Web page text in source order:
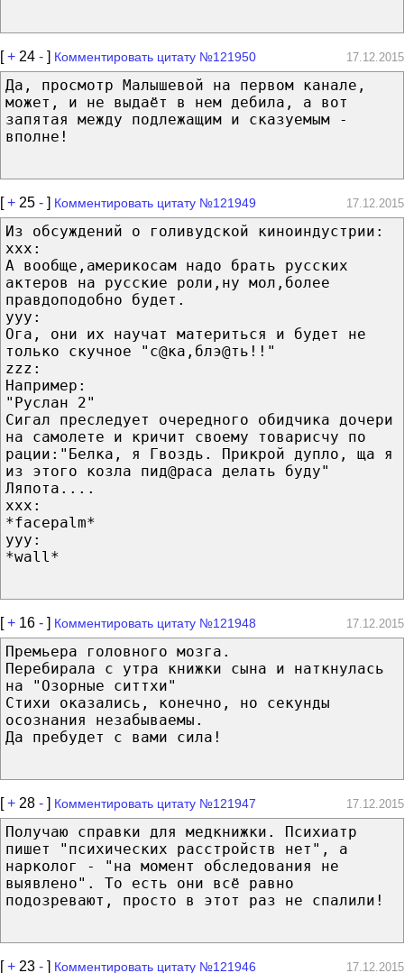
[+ 24 - ] Комментировать цитату №121950 17.12.2015
Да, просмотр Малышевой на первом канале,
может, и не выдаёт в нем дебила, а вот
запятая между подлежащим и сказуемым -
вполне!
[+ 25 - ] Комментировать цитату №121949 17.12.2015
Из обсуждений о голивудской киноиндустрии:
ххх:
А вообще,америкосам надо брать русских
актеров на русские роли,ну мол,более
правдоподобно будет.
ууу:
Ога, они их научат материться и будет не
только скучное "с@ка,блэ@ть!!"
zzz:
Например:
"Руслан 2"
Сигал преследует очередного обидчика дочери
на самолете и кричит своему товарисчу по
рации:"Белка, я Гвоздь. Прикрой дупло, ща я
из этого козла пид@раса делать буду"
Ляпота....
ххх:
*facepalm*
yyy:
*wall*
[+ 16 - ] Комментировать цитату №121948 17.12.2015
Премьера головного мозга.
Перебирала с утра книжки сына и наткнулась
на "Озорные ситтхи"
Стихи оказались, конечно, но секунды
осознания незабываемы.
Да пребудет с вами сила!
[+ 28 - ] Комментировать цитату №121947 17.12.2015
Получаю справки для медкнижки. Психиатр
пишет "психических расстройств нет", а
нарколог - "на момент обследования не
выявлено". То есть они всё равно
подозревают, просто в этот раз не спалили!
[+ 23 - ] Комментировать цитату №121946 17.12.2015